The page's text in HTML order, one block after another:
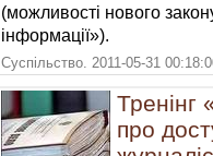
(можливості нового
інформації»).
Суспільство. 2011-05-31
Тренінг
про